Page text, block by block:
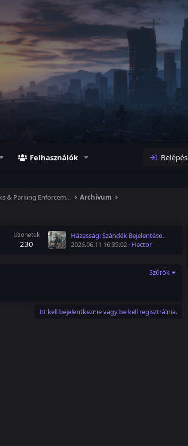
Felhasználók Belépés
Department of Public Works & Parking Enforcement Archívum
Üzenetek
230
Házassági Szándék Bejelentése.
2026.06.11 16:35:02 Hector
Szűrők
Itt kell bejelentkeznie vagy be kell regisztrálnia.